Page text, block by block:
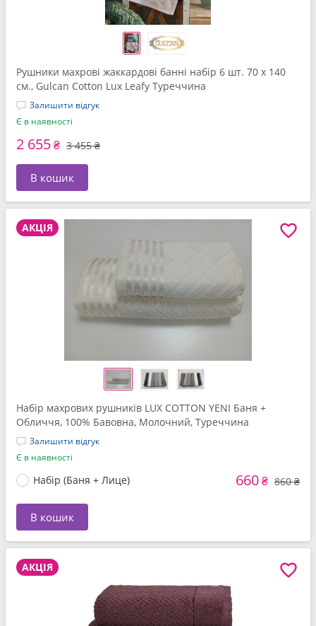
Рушники махрові жаккардові банні набір 6 шт. 70 x 140
см., Gulcan Cotton Lux Leafy Туреччина
Залишити відгук
Є в наявності
2 655₴ 3 455 ₴
В кошик
АКЦІЯ
Набір махрових рушників LUX COTTON YENI Баня +
Обличчя, 100% Бавовна, Молочний, Туреччина
Залишити відгук
Є в наявності
Набір (Баня + Лице) 660₴ 860 ₴
В кошик
АКЦІЯ